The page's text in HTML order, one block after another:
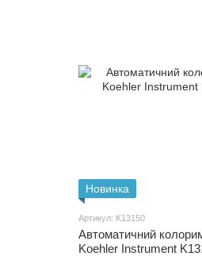
Новинка
Артикул: K13150
Автоматичний
Koehler Instrument